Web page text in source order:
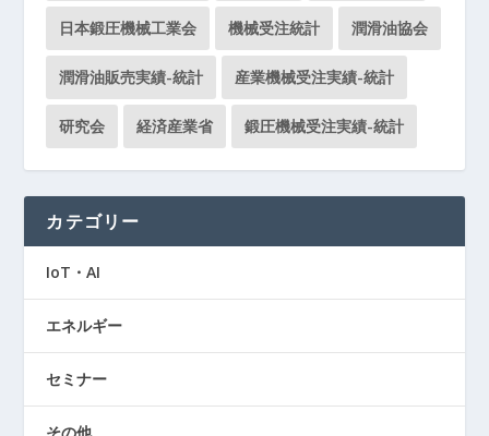
日本鍛圧機械工業会 機械受注統計 潤滑油協会
潤滑油販売実績-統計 産業機械受注実績-統計
研究会 経済産業省 鍛圧機械受注実績-統計
カテゴリー
IoT・AI
エネルギー
セミナー